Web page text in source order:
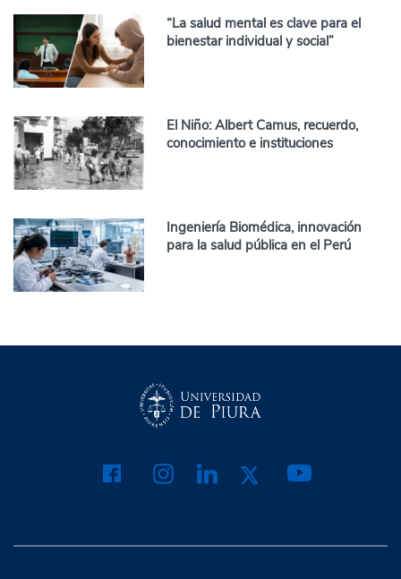
“La salud mental es clave para el
bienestar individual y social”
El Niño: Albert Camus, recuerdo,
conocimiento e instituciones
Ingeniería Biomédica, innovación
para la salud pública en el Perú